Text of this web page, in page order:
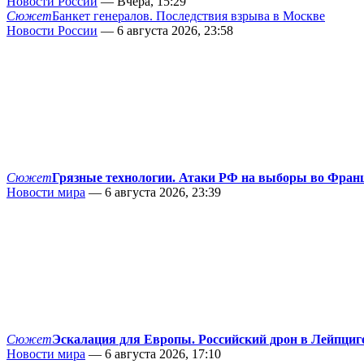
СюжетБанкет генералов. Последствия взрыва в Москве
Новости России — 6 августа 2026, 23:58
СюжетГрязные технологии. Атаки РФ на выборы во
Новости мира — 6 августа 2026, 23:39
СюжетЭскалация для Европы. Российский дрон в
Новости мира — 6 августа 2026, 17:10